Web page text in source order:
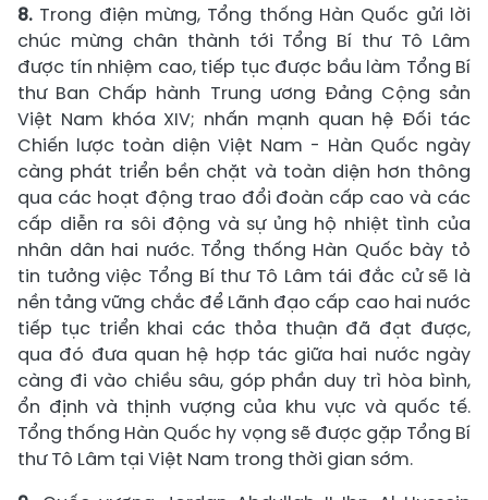
8. Trong điện mừng, Tổng thống Hàn Quốc gửi lời
chúc mừng chân thành tới Tổng Bí thư Tô Lâm
được tín nhiệm cao, tiếp tục được bầu làm Tổng Bí
thư Ban Chấp hành Trung ương Đảng Cộng sản
Việt Nam khóa XIV; nhấn mạnh quan hệ Đối tác
Chiến lược toàn diện Việt Nam - Hàn Quốc ngày
càng phát triển bền chặt và toàn diện hơn thông
qua các hoạt động trao đổi đoàn cấp cao và các
cấp diễn ra sôi động và sự ủng hộ nhiệt tình của
nhân dân hai nước. Tổng thống Hàn Quốc bày tỏ
tin tưởng việc Tổng Bí thư Tô Lâm tái đắc cử sẽ là
nền tảng vững chắc để Lãnh đạo cấp cao hai nước
tiếp tục triển khai các thỏa thuận đã đạt được,
qua đó đưa quan hệ hợp tác giữa hai nước ngày
càng đi vào chiều sâu, góp phần duy trì hòa bình,
ổn định và thịnh vượng của khu vực và quốc tế.
Tổng thống Hàn Quốc hy vọng sẽ được gặp Tổng Bí
thư Tô Lâm tại Việt Nam trong thời gian sớm.